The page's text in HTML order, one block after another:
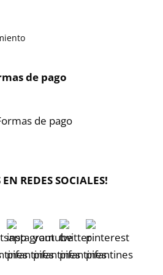
de pago
EN REDES SOCIALES!
🔄 Solicitar
📞 Contactar Whatsapp
📧 Enviar mensaje